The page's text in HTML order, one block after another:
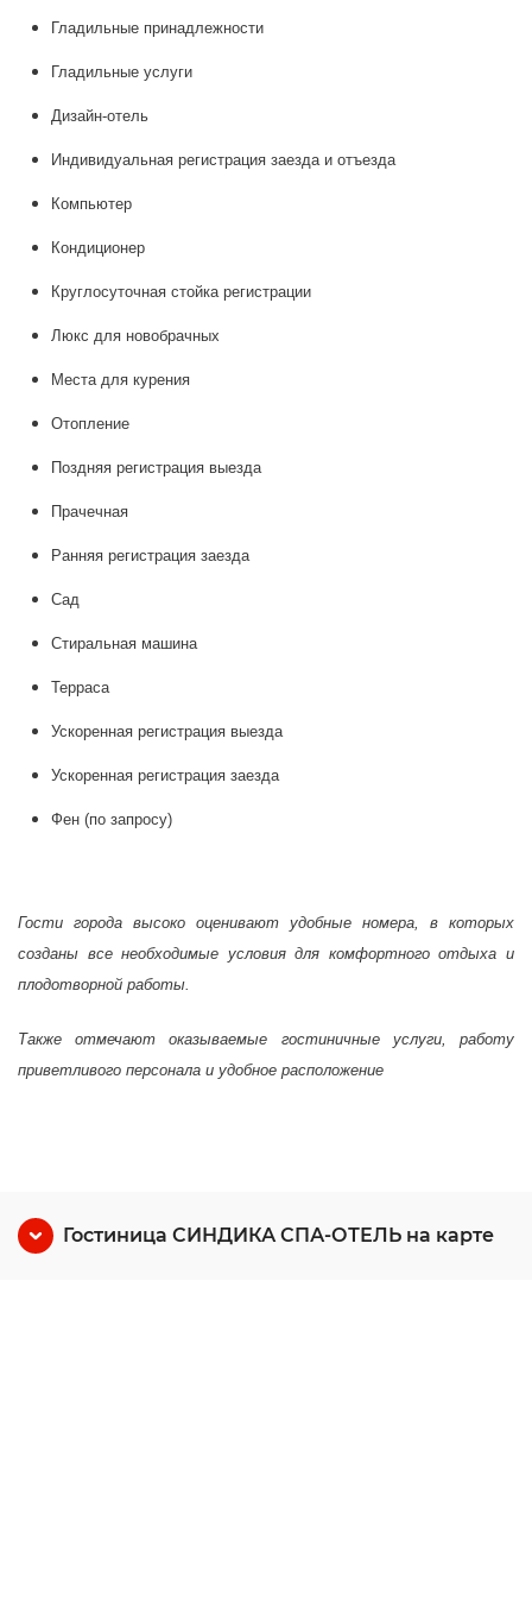
Гладильные принадлежности
Гладильные услуги
Дизайн-отель
Индивидуальная регистрация заезда и отъезда
Компьютер
Кондиционер
Круглосуточная стойка регистрации
Люкс для новобрачных
Места для курения
Отопление
Поздняя регистрация выезда
Прачечная
Ранняя регистрация заезда
Сад
Стиральная машина
Терраса
Ускоренная регистрация выезда
Ускоренная регистрация заезда
Фен (по запросу)
Гости города высоко оценивают удобные номера, в которых
созданы все необходимые условия для комфортного отдыха и
плодотворной работы.
Также отмечают оказываемые гостиничные услуги, работу
приветливого персонала и удобное расположение
Гостиница СИНДИКА СПА-ОТЕЛЬ на карте